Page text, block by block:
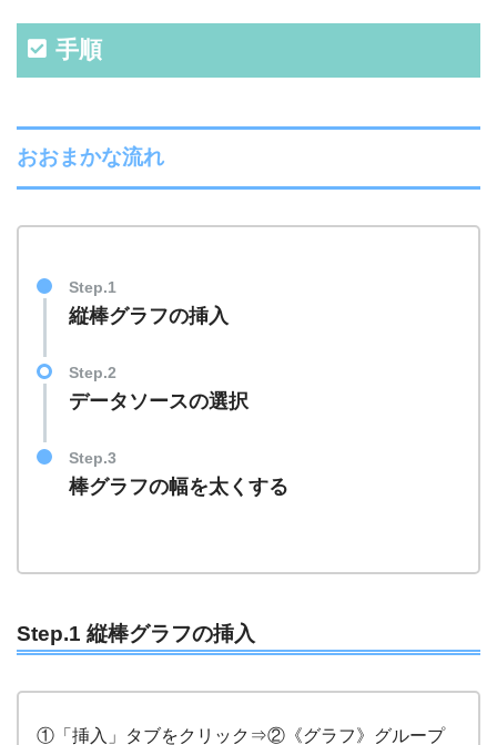
手順
おおまかな流れ
Step.1
縦棒グラフの挿入
Step.2
データソースの選択
Step.3
棒グラフの幅を太くする
Step.1 縦棒グラフの挿入
①「挿入」タブをクリック⇒②《グラフ》グループ